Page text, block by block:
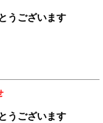
うございます
うございます